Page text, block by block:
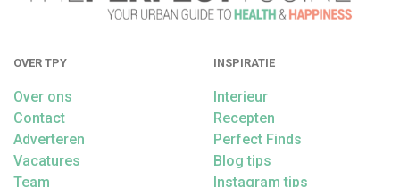
OVER TPY
Over ons
Contact
Adverteren
Vacatures
Team
INSPIRATIE
Interieur
Recepten
Perfect Finds
Blog tips
Instagram tips